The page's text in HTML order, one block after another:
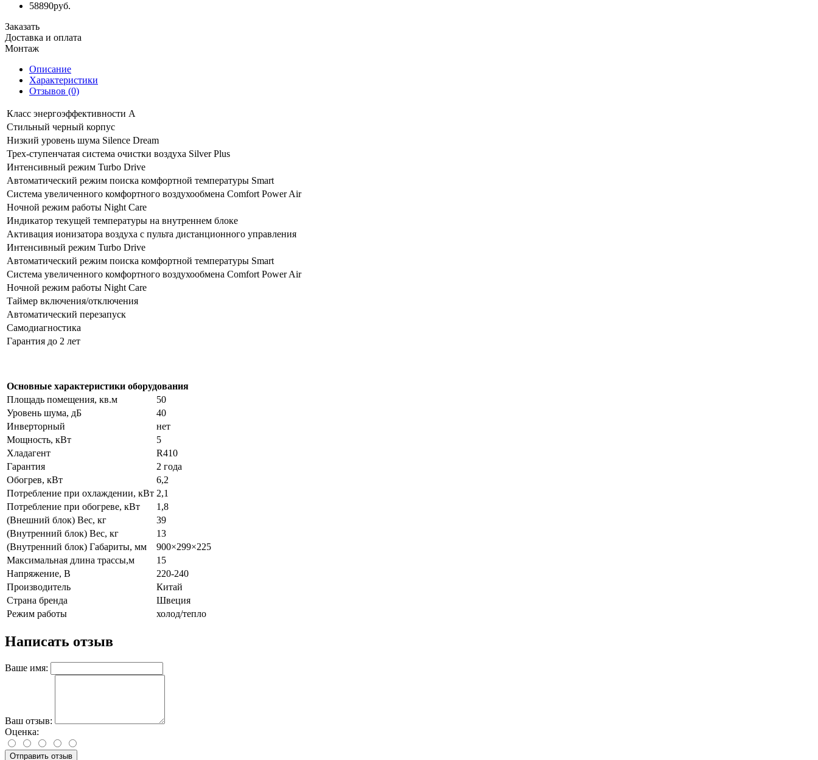
58890руб.
Заказать
Доставка и оплата
Монтаж
Описание
Характеристики
Отзывов (0)
Класс энергоэффективности А
Стильный черный корпус
Низкий уровень шума Silence Dream
Трех-ступенчатая система очистки воздуха Silver Plus
Интенсивный режим Turbo Drive
Автоматический режим поиска комфортной температуры Smart
Система увеличенного комфортного воздухообмена Comfort Power Air
Ночной режим работы Night Care
Индикатор текущей температуры на внутреннем блоке
Активация ионизатора воздуха с пульта дистанционного управления
Интенсивный режим Turbo Drive
Автоматический режим поиска комфортной температуры Smart
Система увеличенного комфортного воздухообмена Comfort Power Air
Ночной режим работы Night Care
Таймер включения/отключения
Автоматический перезапуск
Самодиагностика
Гарантия до 2 лет
Основные характеристики оборудования
Площадь помещения, кв.м
50
Уровень шума, дБ
40
Инверторный
нет
Мощность, кВт
5
Хладагент
R410
Гарантия
2 года
Обогрев, кВт
6,2
Потребление при охлаждении, кВт 2,1
Потребление при обогреве, кВт
1,8
(Внешний блок) Вес, кг
39
(Внутренний блок) Вес, кг
13
(Внутренний блок) Габариты, мм
900×299×225
Максимальная длина трассы,м
15
Напряжение, В
220-240
Производитель
Китай
Страна бренда
Швеция
Режим работы
холод/тепло
Написать отзыв
Ваше имя:
Ваш отзыв:
Оценка:
Отправить отзыв